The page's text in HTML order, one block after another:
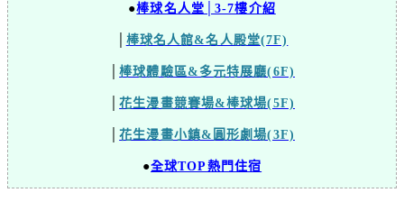
●棒球名人堂│3-7樓介紹
棒球名人館&名人殿堂(7F)
│棒球體驗區&多元特展廳(6F)
│花生漫畫競賽場&棒球場(5F)
│花生漫畫小鎮&圓形劇場(3F)
●全球TOP熱門住宿